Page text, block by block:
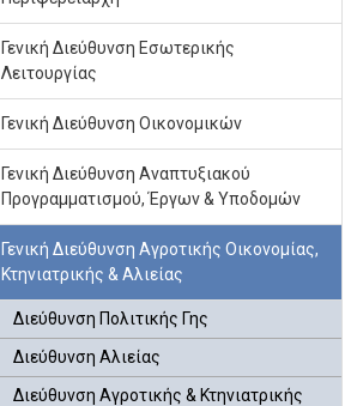
Γενική Διεύθυνση Εσωτερικής
Λειτουργίας
Γενική Διεύθυνση Οικονομικών
Γενική Διεύθυνση Αναπτυξιακού
Προγραμματισμού, Έργων & Υποδομών
Γενική Διεύθυνση Αγροτικής Οικονομίας,
Κτηνιατρικής & Αλιείας
Διεύθυνση Πολιτικής Γης
Διεύθυνση Αλιείας
Διεύθυνση Αγροτικής & Κτηνιατρικής